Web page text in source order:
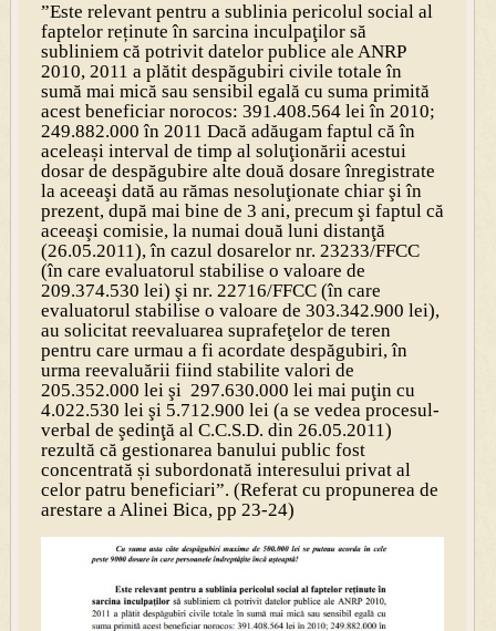
”Este relevant pentru a sublinia pericolul social al
faptelor reținute în sarcina inculpaţilor să
subliniem că potrivit datelor publice ale ANRP
2010, 2011 a plătit despăgubiri civile totale în
sumă mai mică sau sensibil egală cu suma primită
acest beneficiar norocos: 391.408.564 lei în 2010;
249.882.000 în 2011 Dacă adăugam faptul că în
aceleași interval de timp al soluţionării acestui
dosar de despăgubire alte două dosare înregistrate
la aceeaşi dată au rămas nesoluţionate chiar şi în
prezent, după mai bine de 3 ani, precum şi faptul că
aceeaşi comisie, la numai două luni distanţă
(26.05.2011), în cazul dosarelor nr. 23233/FFCC
(în care evaluatorul stabilise o valoare de
209.374.530 lei) şi nr. 22716/FFCC (în care
evaluatorul stabilise o valoare de 303.342.900 lei),
au solicitat reevaluarea suprafeţelor de teren
pentru care urmau a fi acordate despăgubiri, în
urma reevaluării fiind stabilite valori de
205.352.000 lei şi 297.630.000 lei mai puţin cu
4.022.530 lei şi 5.712.900 lei (a se vedea procesul-
verbal de şedinţă al C.C.S.D. din 26.05.2011)
rezultă că gestionarea banului public fost
concentrată și subordonată interesului privat al
celor patru beneficiari”. (Referat cu propunerea de
arestare a Alinei Bica, pp 23-24)